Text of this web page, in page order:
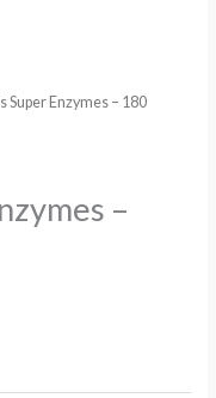
Super Enzymes – 180
–